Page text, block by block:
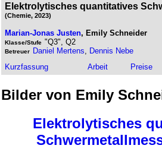
Elektrolytisches quantitatives
(Chemie, 2023)
Marian-Jonas Justen, Emily Schneider
Klasse/Stufe "Q3", Q2
Betreuer Daniel Mertens
Dennis Nebe
Kurz­fassung
Arbeit Preise
Bilder von Emily
Elektrolytisches